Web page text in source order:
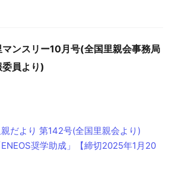
マンスリー10月号(全国里親会事務局
委員より)
だより 第142号(全国里親会より)
奨学助成」【締切2025年1月20